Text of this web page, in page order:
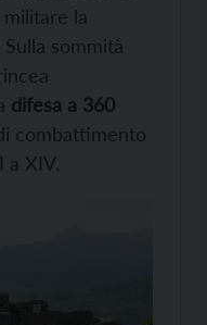
la
sommità
difesa a 360
combattimento
a XIV.